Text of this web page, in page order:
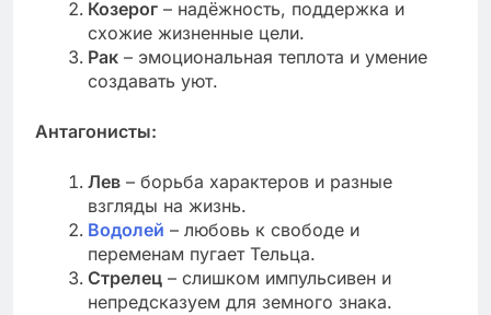
Козерог – надёжность, поддержка и
схожие жизненные цели.
Рак – эмоциональная теплота и умение
создавать уют.
Антагонисты:
Лев – борьба характеров и разные
взгляды на жизнь.
Водолей – любовь к свободе и
переменам пугает Тельца.
Стрелец – слишком импульсивен и
непредсказуем для земного знака.